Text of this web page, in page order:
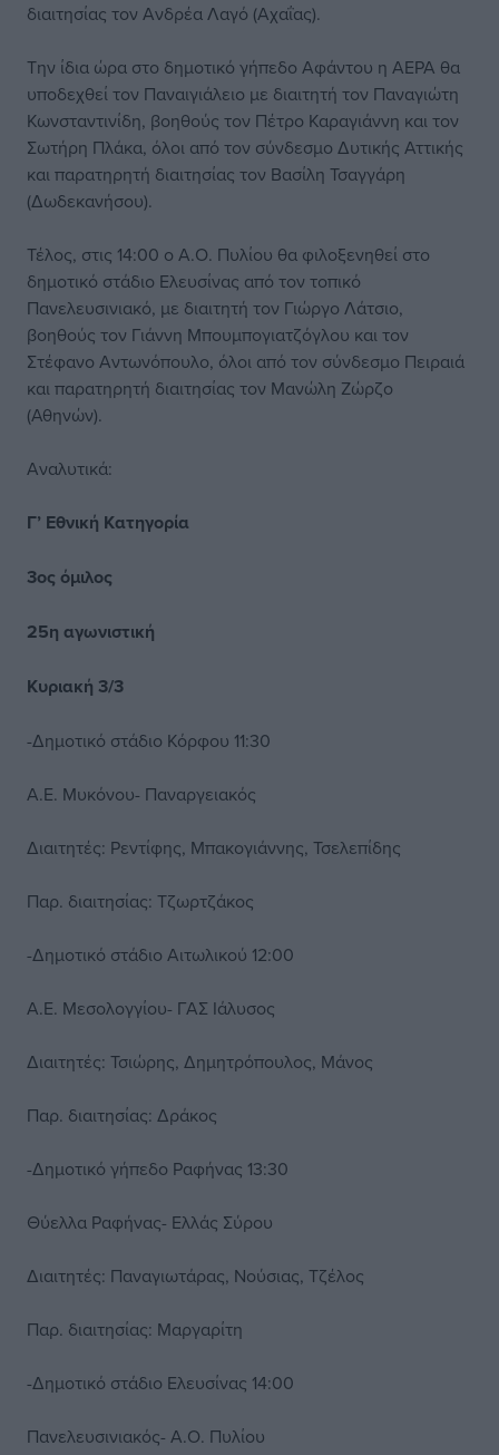
διαιτησίας τον Ανδρέα Λαγό (Αχαΐας).
Την ίδια ώρα στο δημοτικό γήπεδο Αφάντου η ΑΕΡΑ θα
υποδεχθεί τον Παναιγιάλειο με διαιτητή τον Παναγιώτη
Κωνσταντινίδη, βοηθούς τον Πέτρο Καραγιάννη και τον
Σωτήρη Πλάκα, όλοι από τον σύνδεσμο Δυτικής Αττικής
και παρατηρητή διαιτησίας τον Βασίλη Τσαγγάρη
(Δωδεκανήσου).
Τέλος, στις 14:00 ο Α.Ο. Πυλίου θα φιλοξενηθεί στο
δημοτικό στάδιο Ελευσίνας από τον τοπικό
Πανελευσινιακό, με διαιτητή τον Γιώργο Λάτσιο,
βοηθούς τον Γιάννη Μπουμπογιατζόγλου και τον
Στέφανο Αντωνόπουλο, όλοι από τον σύνδεσμο Πειραιά
και παρατηρητή διαιτησίας τον Μανώλη Ζώρζο
(Αθηνών).
Αναλυτικά:
Γ’ Εθνική Κατηγορία
3ος όμιλος
25η αγωνιστική
Κυριακή 3/3
-Δημοτικό στάδιο Κόρφου 11:30
Α.Ε. Μυκόνου- Παναργειακός
Διαιτητές: Ρεντίφης, Μπακογιάννης, Τσελεπίδης
Παρ. διαιτησίας: Τζωρτζάκος
-Δημοτικό στάδιο Αιτωλικού 12:00
Α.Ε. Μεσολογγίου- ΓΑΣ Ιάλυσος
Διαιτητές: Τσιώρης, Δημητρόπουλος, Μάνος
Παρ. διαιτησίας: Δράκος
-Δημοτικό γήπεδο Ραφήνας 13:30
Θύελλα Ραφήνας- Ελλάς Σύρου
Διαιτητές: Παναγιωτάρας, Νούσιας, Τζέλος
Παρ. διαιτησίας: Μαργαρίτη
-Δημοτικό στάδιο Ελευσίνας 14:00
Πανελευσινιακός- Α.Ο. Πυλίου